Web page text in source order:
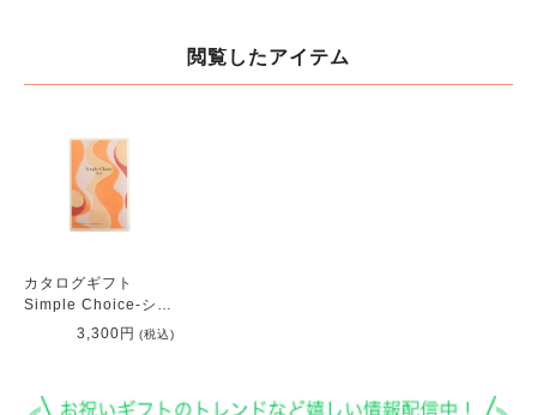
閲覧したアイテム
カタログギフト
Simple Choice-シン
プルチョイス-選べる
3,300円 (税込)